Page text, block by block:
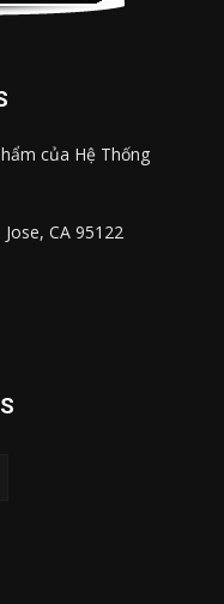
của Hệ Thống
CA 95122